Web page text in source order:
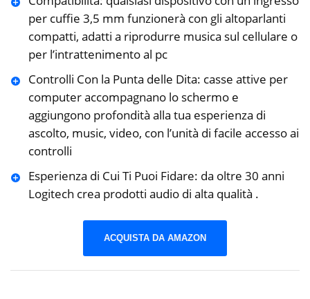
per cuffie 3,5 mm funzionerà con gli ‎altoparlanti
compatti, adatti a riprodurre musica sul cellulare o
per l’intrattenimento al pc
Controlli Con la Punta delle Dita: casse attive per
computer accompagnano lo schermo e
‎aggiungono profondità alla tua esperienza di
ascolto, music, video, con l’unità di facile accesso ai
controlli
Esperienza di Cui Ti Puoi Fidare: da oltre 30 anni
Logitech crea prodotti audio di alta qualità .
ACQUISTA DA AMAZON